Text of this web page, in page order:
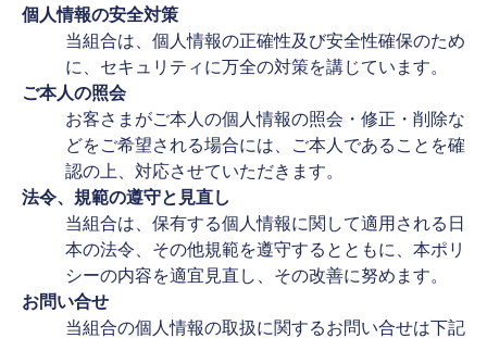
個人情報の安全対策
当組合は、個人情報の正確性及び安全性確保のため
に、セキュリティに万全の対策を講じています。
ご本人の照会
お客さまがご本人の個人情報の照会・修正・削除な
どをご希望される場合には、ご本人であることを確
認の上、対応させていただきます。
法令、規範の遵守と見直し
当組合は、保有する個人情報に関して適用される日
本の法令、その他規範を遵守するとともに、本ポリ
シーの内容を適宜見直し、その改善に努めます。
お問い合せ
当組合の個人情報の取扱に関するお問い合せは下記